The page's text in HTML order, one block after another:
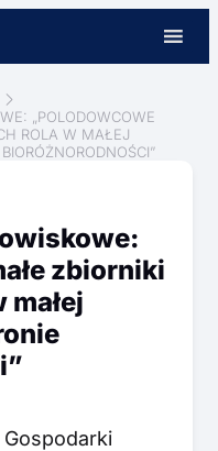
„POLODOWCOWE
ROLA W MAŁEJ
zbiorniki